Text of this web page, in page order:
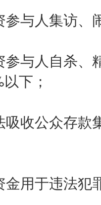
与人集访、
与人自杀、
下；
收公众存款
用于违法犯